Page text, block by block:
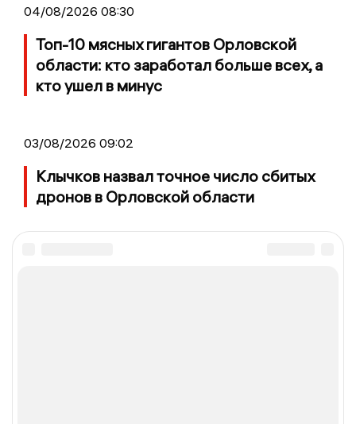
04/08/2026 08:30
Топ-10 мясных гигантов Орловской
области: кто заработал больше всех, а
кто ушел в минус
03/08/2026 09:02
Клычков назвал точное число сбитых
дронов в Орловской области